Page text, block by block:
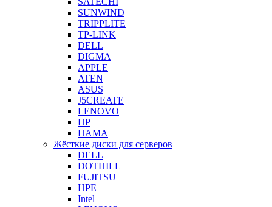
SUNWIND
TRIPPLITE
TP-LINK
DELL
DIGMA
APPLE
ATEN
ASUS
J5CREATE
LENOVO
HP
HAMA
Жёсткие диски для серверов
DELL
DOTHILL
FUJITSU
HPE
Intel